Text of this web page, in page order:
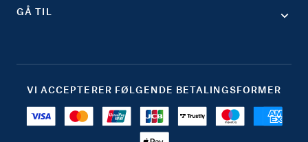
GÅ TIL
VI ACCEPTERER FØLGENDE BETALINGSFORMER